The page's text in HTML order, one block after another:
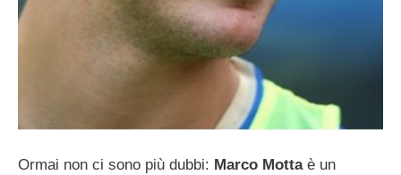
Ormai non ci sono più dubbi: Marco Mottaè un